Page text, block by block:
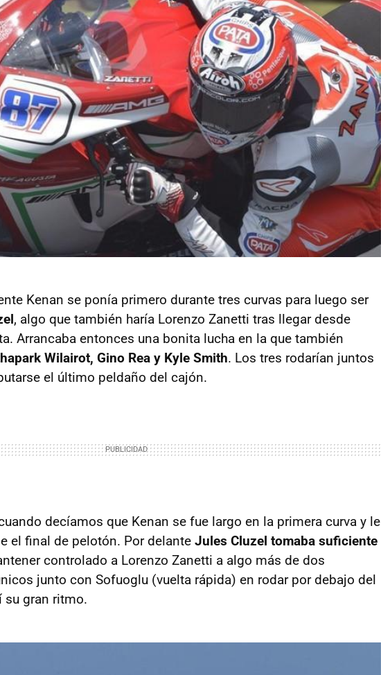
Kenan se ponía primero durante tres curvas para luego ser
, algo que también haría Lorenzo Zanetti tras llegar desde
Arrancaba entonces una bonita lucha en la que también
Wilairot, Gino Rea y Kyle Smith. Los tres rodarían juntos
el último peldaño del cajón.
decíamos que Kenan se fue largo en la primera curva y le
el final de pelotón. Por delante Jules Cluzel tomaba suficiente
controlado a Lorenzo Zanetti a algo más de dos
junto con Sofuoglu (vuelta rápida) en rodar por debajo del
su gran ritmo.